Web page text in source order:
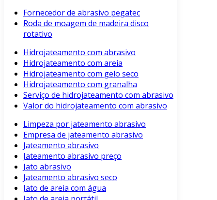
Fornecedor de abrasivo pegatec
Roda de moagem de madeira disco
rotativo
Hidrojateamento com abrasivo
Hidrojateamento com areia
Hidrojateamento com gelo seco
Hidrojateamento com granalha
Serviço de hidrojateamento com abrasivo
Valor do hidrojateamento com abrasivo
Limpeza por jateamento abrasivo
Empresa de jateamento abrasivo
Jateamento abrasivo
Jateamento abrasivo preço
Jato abrasivo
Jateamento abrasivo seco
Jato de areia com água